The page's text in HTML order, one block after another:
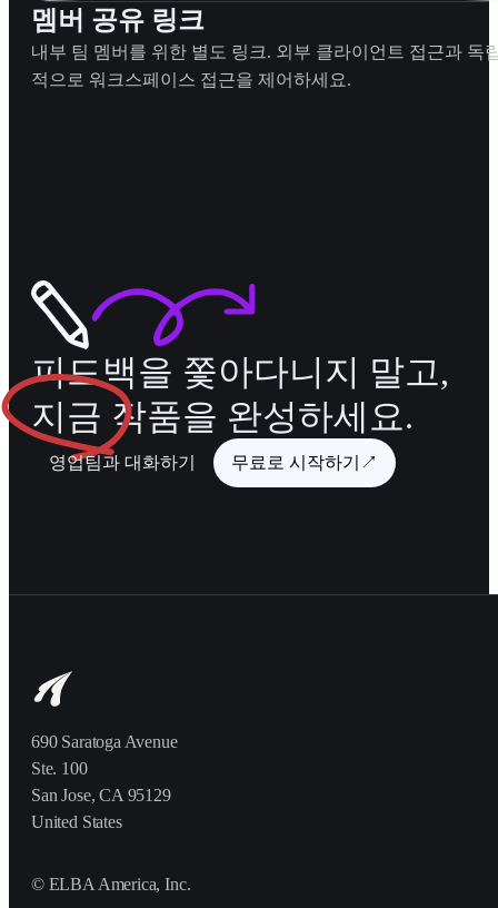
멤버 공유 링크
내부 팀 멤버를 위한 별도 링크. 외부 클라이언트 접근과 독
적으로 워크스페이스 접근을 제어하세요.
피드백을 쫓아다니지 말고,
지금 작품을 완성하세요.
영업팀과 대화하기 무료로 시작하기 ↗
690 Saratoga Avenue
Ste. 100
San Jose, CA 95129
United States
© ELBA America, Inc.